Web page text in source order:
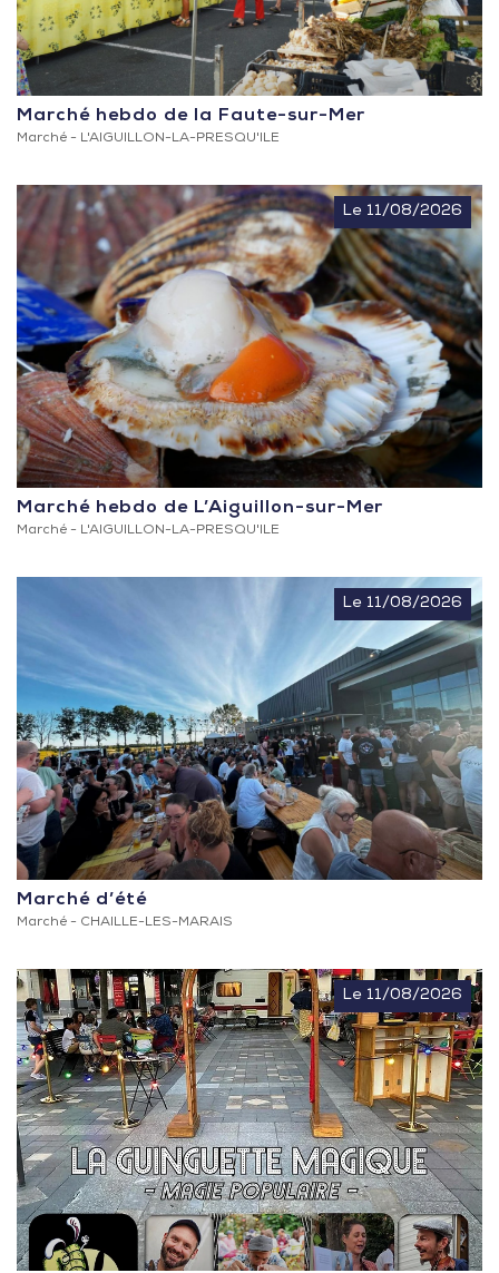
Marché hebdo de la Faute-sur-Mer
Marché - L'AIGUILLON-LA-PRESQU'ILE
Le 11/08/2026
Marché hebdo de L’Aiguillon-sur-Mer
Marché - L'AIGUILLON-LA-PRESQU'ILE
Le 11/08/2026
Marché d’été
Marché - CHAILLE-LES-MARAIS
Le 11/08/2026